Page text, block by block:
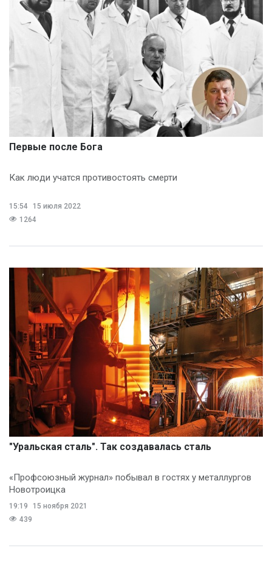
Первые после Бога
Как люди учатся противостоять смерти
15:54
15 июля 2022
1264
"Уральская сталь". Так создавалась сталь
«Профсоюзный журнал» побывал в гостях у металлургов
Новотроицка
19:19
15 ноября 2021
439